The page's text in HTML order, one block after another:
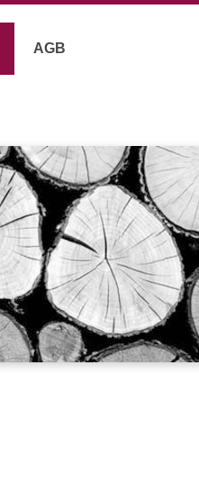
AGB